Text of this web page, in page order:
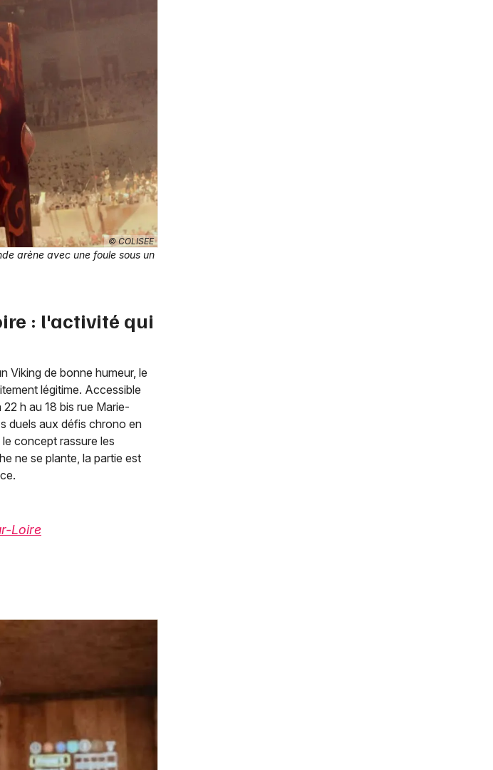
© COLISEE
arène avec une foule sous un
: l'activité qui
Viking de bonne humeur, le
légitime. Accessible
h au 18 bis rue Marie-
duels aux défis chrono en
concept rassure les
ne se plante, la partie est
Loire